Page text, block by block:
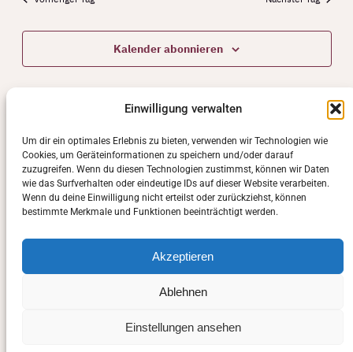
Einwilligung verwalten
Um dir ein optimales Erlebnis zu bieten, verwenden wir Technologien wie
Cookies, um Geräteinformationen zu speichern und/oder darauf
zuzugreifen. Wenn du diesen Technologien zustimmst, können wir Daten
wie das Surfverhalten oder eindeutige IDs auf dieser Website verarbeiten.
Wenn du deine Einwilligung nicht erteilst oder zurückziehst, können
bestimmte Merkmale und Funktionen beeinträchtigt werden.
Akzeptieren
Ablehnen
Einstellungen ansehen
Kalender abonnieren